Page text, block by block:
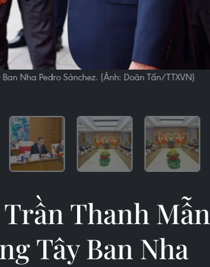
Nha Pedro Sánchez. (Ảnh: Doãn Tấn/TTXVN)
Thanh Mẫn
Tây Ban Nha